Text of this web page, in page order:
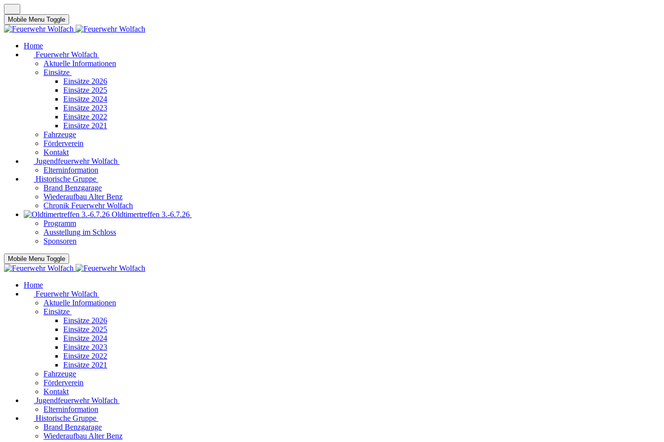
Mobile Menu Toggle
Home
Feuerwehr Wolfach
Aktuelle Informationen
Einsätze
Einsätze 2026
Einsätze 2025
Einsätze 2024
Einsätze 2023
Einsätze 2022
Einsätze 2021
Fahrzeuge
Förderverein
Kontakt
Jugendfeuerwehr Wolfach
Elterninformation
Historische Gruppe
Brand Benzgarage
Wiederaufbau Alter Benz
Chronik Feuerwehr Wolfach
Oldtimertreffen 3.-6.7.26
Programm
Ausstellung im Schloss
Sponsoren
Mobile Menu Toggle
Home
Feuerwehr Wolfach
Aktuelle Informationen
Einsätze
Einsätze 2026
Einsätze 2025
Einsätze 2024
Einsätze 2023
Einsätze 2022
Einsätze 2021
Fahrzeuge
Förderverein
Kontakt
Jugendfeuerwehr Wolfach
Elterninformation
Historische Gruppe
Brand Benzgarage
Wiederaufbau Alter Benz